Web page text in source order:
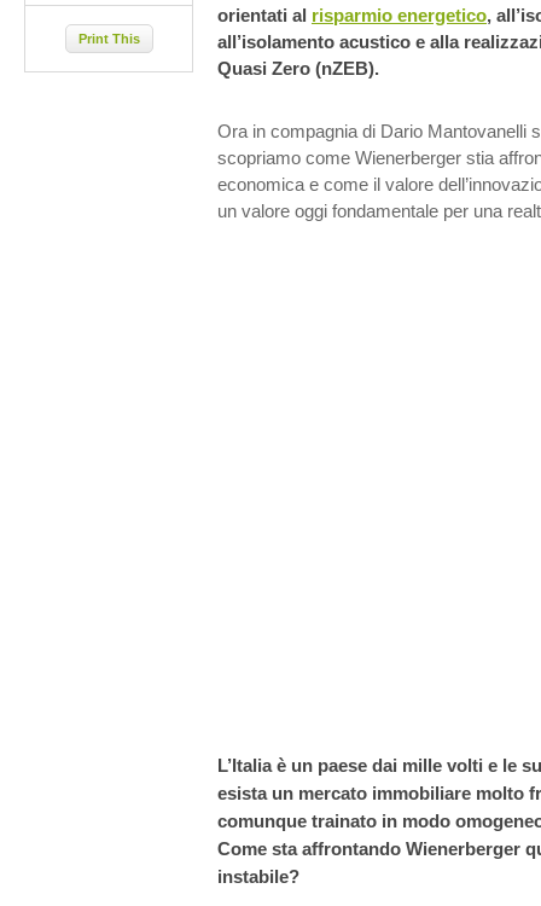
orientati al risparmio energetico,
all’isolamento acustico e alla
Quasi Zero (nZEB).
Ora in compagnia di Dario Mantovanelli
scopriamo come Wienerberger stia
economica e come il valore
un valore oggi fondamentale per una
L’Italia è un paese dai mille volti e le
esista un mercato immobiliare molto
comunque trainato in modo
Come sta affrontando Wienerberger
instabile?
Print This